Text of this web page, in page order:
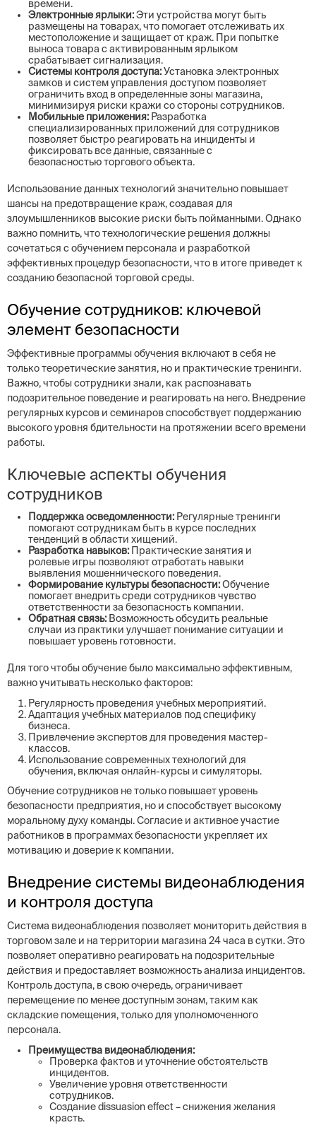
времени.
Электронные ярлыки:Эти устройства могут быть
размещены на товарах, что помогает отслеживать их
местоположение и защищает от краж. При попытке
выноса товара с активированным ярлыком
срабатывает сигнализация.
Системы контроля доступа:Установка электронных
замков и систем управления доступом позволяет
ограничить вход в определенные зоны магазина,
минимизируя риски кражи со стороны сотрудников.
Мобильные приложения: Разработка
специализированных приложений для сотрудников
позволяет быстро реагировать на инциденты и
фиксировать все данные, связанные с
безопасностью торгового объекта.
Использование данных технологий значительно повышает
шансы на предотвращение краж, создавая для
злоумышленников высокие риски быть пойманными. Однако
важно помнить, что технологические решения должны
сочетаться с обучением персонала и разработкой
эффективных процедур безопасности, что в итоге приведет к
созданию безопасной торговой среды.
Обучение сотрудников: ключевой
элемент безопасности
Эффективные программы обучения включают в себя не
только теоретические занятия, но и практические тренинги.
Важно, чтобы сотрудники знали, как распознавать
подозрительное поведение и реагировать на него. Внедрение
регулярных курсов и семинаров способствует поддержанию
высокого уровня бдительности на протяжении всего времени
работы.
Ключевые аспекты обучения
сотрудников
Поддержка осведомленности: Регулярные тренинги
помогают сотрудникам быть в курсе последних
тенденций в области хищений.
Разработка навыков: Практические занятия и
ролевые игры позволяют отработать навыки
выявления мошеннического поведения.
Формирование культуры безопасности:Обучение
помогает внедрить среди сотрудников чувство
ответственности за безопасность компании.
Обратная связь: Возможность обсудить реальные
случаи из практики улучшает понимание ситуации и
повышает уровень готовности.
Для того чтобы обучение было максимально эффективным,
важно учитывать несколько факторов:
Регулярность проведения учебных мероприятий.
Адаптация учебных материалов под специфику
бизнеса.
Привлечение экспертов для проведения мастер-
классов.
Использование современных технологий для
обучения, включая онлайн-курсы и симуляторы.
Обучение сотрудников не только повышает уровень
безопасности предприятия, но и способствует высокому
моральному духу команды. Согласие и активное участие
работников в программах безопасности укрепляет их
мотивацию и доверие к компании.
Внедрение системы видеонаблюдения
и контроля доступа
Система видеонаблюдения позволяет мониторить действия в
торговом зале и на территории магазина 24 часа в сутки. Это
позволяет оперативно реагировать на подозрительные
действия и предоставляет возможность анализа инцидентов.
Контроль доступа, в свою очередь, ограничивает
перемещение по менее доступным зонам, таким как
складские помещения, только для уполномоченного
персонала.
Преимущества видеонаблюдения:
Проверка фактов и уточнение обстоятельств
инцидентов.
Увеличение уровня ответственности
сотрудников.
Создание dissuasion effect – снижения желания
красть.